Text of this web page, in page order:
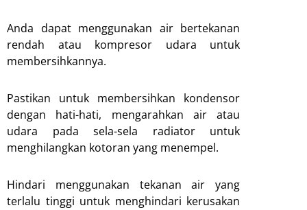
Anda dapat menggunakan air bertekanan
rendah atau kompresor udara untuk
membersihkannya.
Pastikan untuk membersihkan kondensor
dengan hati-hati, mengarahkan air atau
udara pada sela-sela radiator untuk
menghilangkan kotoran yang menempel.
Hindari menggunakan tekanan air yang
terlalu tinggi untuk menghindari kerusakan